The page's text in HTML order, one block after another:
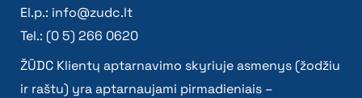
El.p.: info@zudc.lt
Tel.: (0 5) 266 0620
ŽŪDC Klientų aptarnavimo skyriuje asmenys (žodžiu
ir raštu) yra aptarnaujami pirmadieniais –